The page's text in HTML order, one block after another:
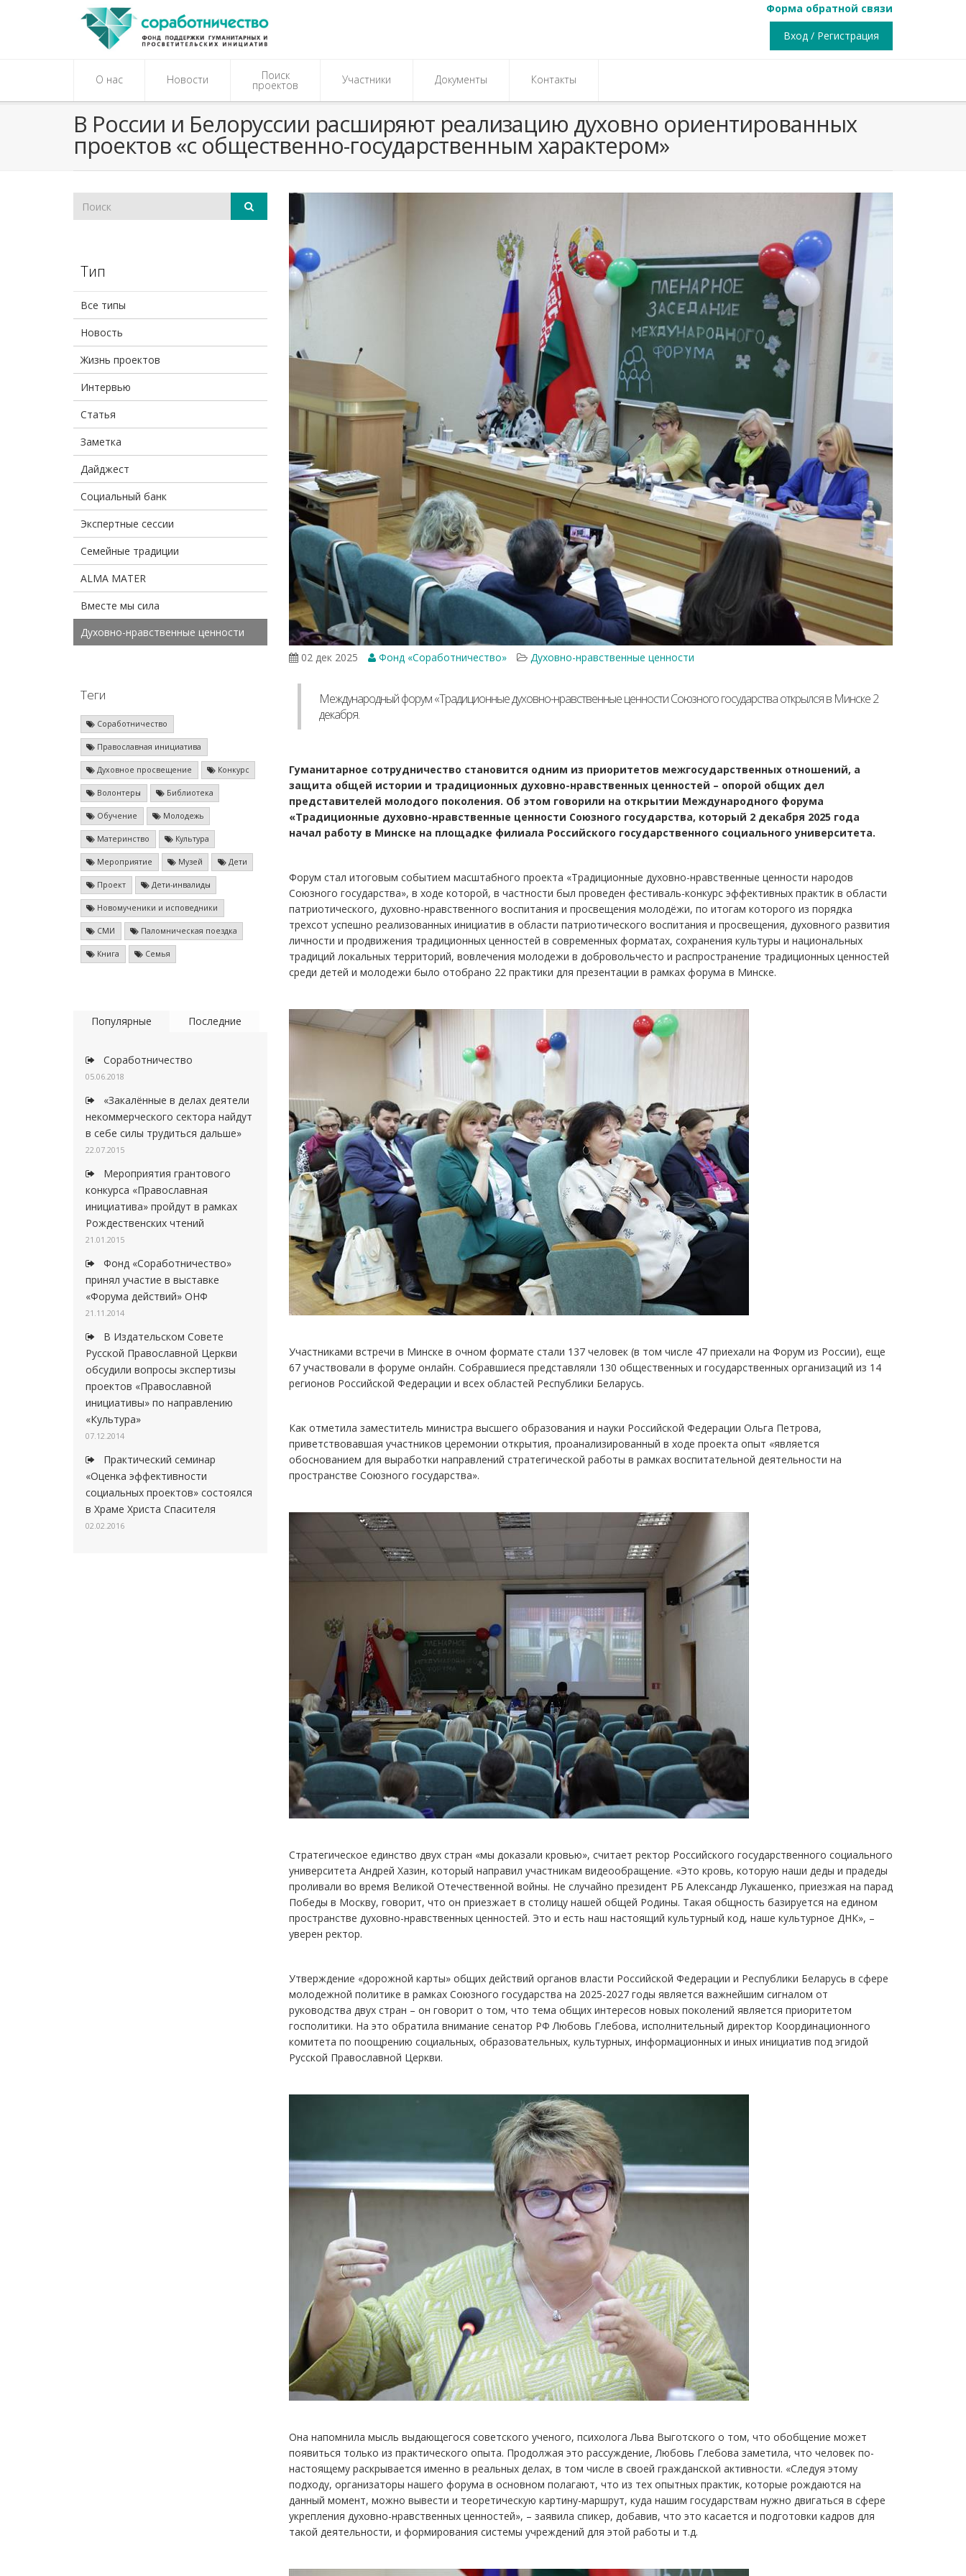
Форма обратной связи
Вход / Регистрация
О нас Новости Поиск
проектов Участники Документы Контакты
​В России и Белоруссии расширяют реализацию духовно ориентированных
проектов «с общественно-государственным характером»
Тип
Все типы
Новость
Жизнь проектов
Интервью
Статья
Заметка
Дайджест
Социальный банк
Экспертные сессии
Семейные традиции
ALMA MATER
Вместе мы сила
Духовно-нравственные ценности
Теги
Соработничество
Православная инициатива
Духовное просвещение Конкурс
Волонтеры Библиотека
Обучение Молодежь
Материнство Культура
Мероприятие Музей Дети
Проект Дети-инвалиды
Новомученики и исповедники
СМИ Паломническая поездка
Книга Семья
Популярные Последние
Соработничество
05.06.2018
«Закалённые в делах деятели
некоммерческого сектора найдут
в себе силы трудиться дальше»
22.07.2015
Мероприятия грантового
конкурса «Православная
инициатива» пройдут в рамках
Рождественских чтений
21.01.2015
Фонд «Соработничество»
принял участие в выставке
«Форума действий» ОНФ
21.11.2014
В Издательском Совете
Русской Православной Церкви
обсудили вопросы экспертизы
проектов «Православной
инициативы» по направлению
«Культура»
07.12.2014
Практический семинар
«Оценка эффективности
социальных проектов» состоялся
в Храме Христа Спасителя
02.02.2016
02 дек 2025 Фонд «Соработничество» Духовно-нравственные ценности
Международный форум «Традиционные духовно-нравственные ценности Союзного государства открылся в Минске 2
декабря.
Гуманитарное сотрудничество становится одним из приоритетов межгосударственных отношений, а
защита общей истории и традиционных духовно-нравственных ценностей – опорой общих дел
представителей молодого поколения. Об этом говорили на открытии Международного форума
«Традиционные духовно-нравственные ценности Союзного государства, который 2 декабря 2025 года
начал работу в Минске на площадке филиала Российского государственного социального университета.
Форум стал итоговым событием масштабного проекта «Традиционные духовно-нравственные ценности народов
Союзного государства», в ходе которой, в частности был проведен фестиваль-конкурс эффективных практик в области
патриотического, духовно-нравственного воспитания и просвещения молодёжи, по итогам которого из порядка
трехсот успешно реализованных инициатив в области патриотического воспитания и просвещения, духовного развития
личности и продвижения традиционных ценностей в современных форматах, сохранения культуры и национальных
традиций локальных территорий, вовлечения молодежи в добровольчесто и распространение традиционных ценностей
среди детей и молодежи было отобрано 22 практики для презентации в рамках форума в Минске.
Участниками встречи в Минске в очном формате стали 137 человек (в том числе 47 приехали на Форум из России), еще
67 участвовали в форуме онлайн. Собравшиеся представляли 130 общественных и государственных организаций из 14
регионов Российской Федерации и всех областей Республики Беларусь.
Как отметила заместитель министра высшего образования и науки Российской Федерации Ольга Петрова,
приветствовавшая участников церемонии открытия, проанализированный в ходе проекта опыт «является
обоснованием для выработки направлений стратегической работы в рамках воспитательной деятельности на
пространстве Союзного государства».
Стратегическое единство двух стран «мы доказали кровью», считает ректор Российского государственного социального
университета Андрей Хазин, который направил участникам видеообращение. «Это кровь, которую наши деды и прадеды
проливали во время Великой Отечественной войны. Не случайно президент РБ Александр Лукашенко, приезжая на парад
Победы в Москву, говорит, что он приезжает в столицу нашей общей Родины. Такая общность базируется на едином
пространстве духовно-нравственных ценностей. Это и есть наш настоящий культурный код, наше культурное ДНК», –
уверен ректор.
Утверждение «дорожной карты» общих действий органов власти Российской Федерации и Республики Беларусь в сфере
молодежной политике в рамках Союзного государства на 2025-2027 годы является важнейшим сигналом от
руководства двух стран – он говорит о том, что тема общих интересов новых поколений является приоритетом
госполитики. На это обратила внимание сенатор РФ Любовь Глебова, исполнительный директор Координационного
комитета по поощрению социальных, образовательных, культурных, информационных и иных инициатив под эгидой
Русской Православной Церкви.
Она напомнила мысль выдающегося советского ученого, психолога Льва Выготского о том, что обобщение может
появиться только из практического опыта. Продолжая это рассуждение, Любовь Глебова заметила, что человек по-
настоящему раскрывается именно в реальных делах, в том числе в своей гражданской активности. «Следуя этому
подходу, организаторы нашего форума в основном полагают, что из тех опытных практик, которые рождаются на
данный момент, можно вывести и теоретическую картину-маршрут, куда нашим государствам нужно двигаться в сфере
укрепления духовно-нравственных ценностей», – заявила спикер, добавив, что это касается и подготовки кадров для
такой деятельности, и формирования системы учреждений для этой работы и т.д.